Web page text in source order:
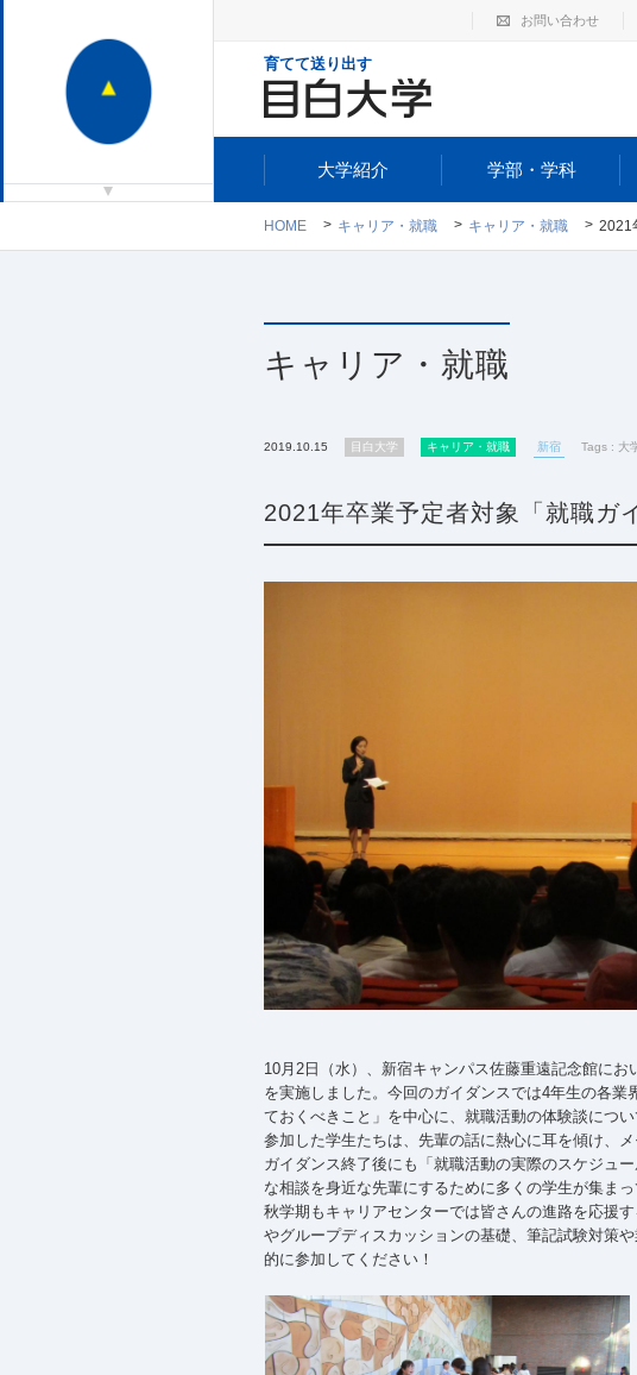
育てて送り出す
お問い合わせ
大学紹介 学部・学科
HOME キャリア・就職 キャリア・就職 2021
キャリア・就職
2019.10.15 目白大学 キャリア・就職 新宿 Tags : 大
2021年卒業予定者対象「就職ガ
10月2日（水）、新宿キャンパス佐藤重遠記念館に
を実施しました。今回のガイダンスでは4年生の各
ておくべきこと」を中心に、就職活動の体験談につい
参加した学生たちは、先輩の話に熱心に耳を傾け、メ
ガイダンス終了後にも「就職活動の実際のスケジュ
な相談を身近な先輩にするために多くの学生が集まっ
秋学期もキャリアセンターでは皆さんの進路を応援
やグループディスカッションの基礎、筆記試験対策
的に参加してください！